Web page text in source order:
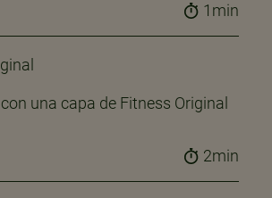
1min
una capa de Fitness Original
2min